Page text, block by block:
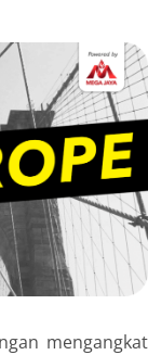
mengangkat